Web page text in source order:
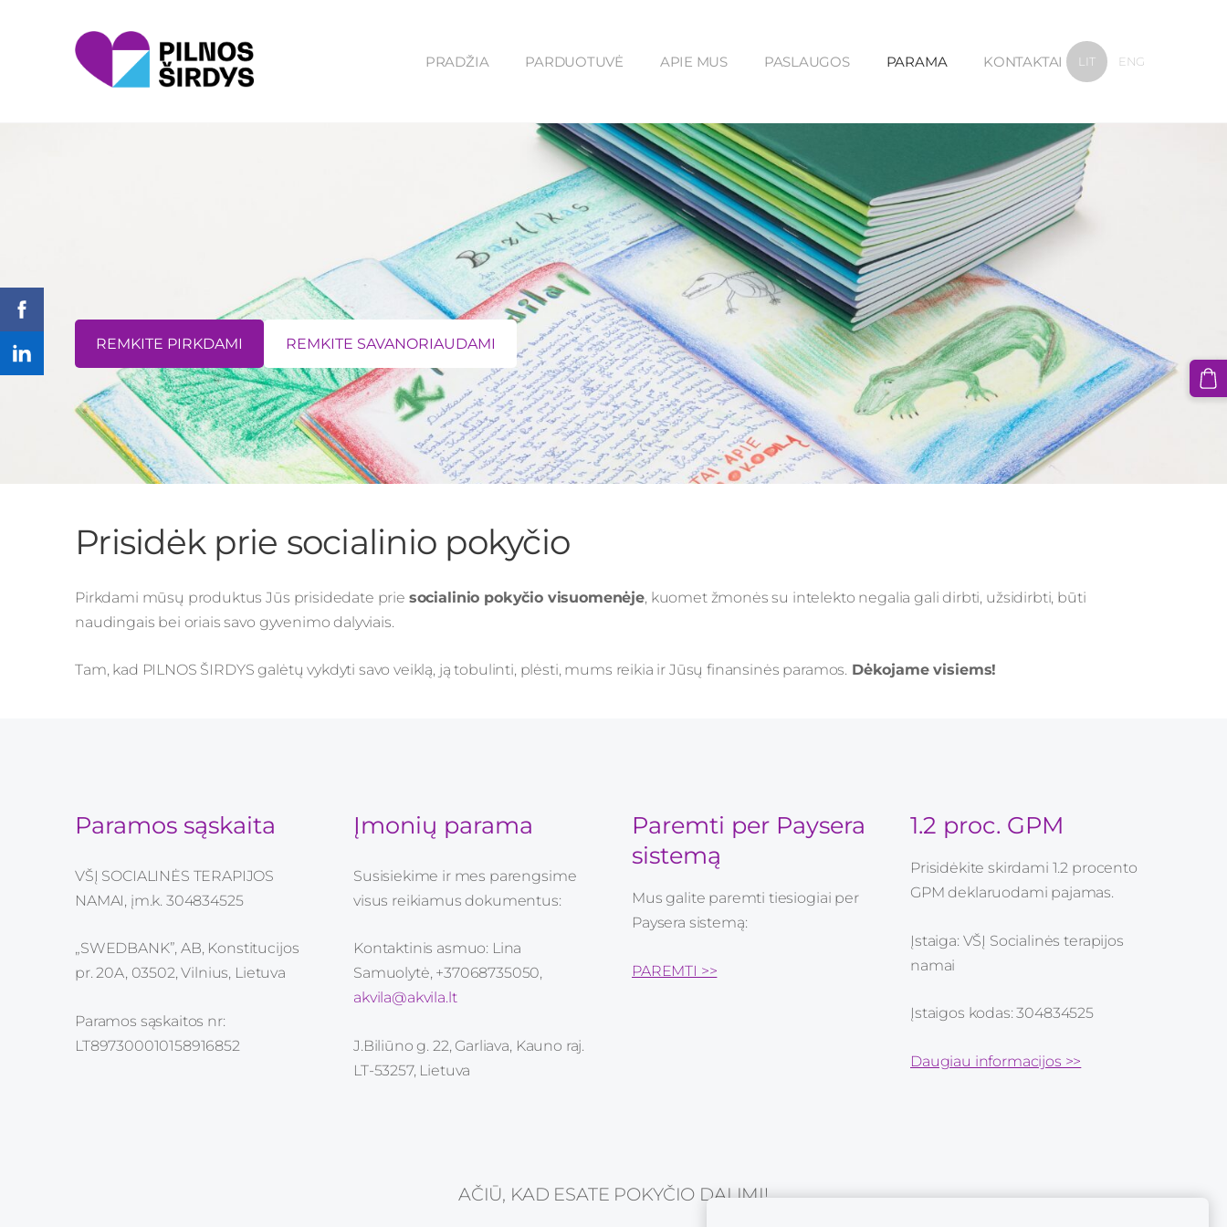
PRADŽIA PARDUOTUVĖ APIE MUS PASLAUGOS PARAMA KONTAKTAI LIT ENG
​REMKITE PIRKDAMI​ ​REMKITE SAVANORIAUDAMI​
Prisidėk prie socialinio pokyčio
Pirkdami mūsų produktus Jūs prisidedate prie socialinio pokyčio visuomenėje, kuomet žmonės su intelekto negalia gali dirbti, užsidirbti, būti
naudingais bei oriais savo gyvenimo dalyviais.
Tam, kad PILNOS ŠIRDYS galėtų vykdyti savo veiklą, ją tobulinti, plėsti, mums reikia ir Jūsų finansinės paramos. Dėkojame visiems!
Paramos sąskaita
VŠĮ SOCIALINĖS TERAPIJOS
NAMAI, įm.k. 304834525
„SWEDBANK”, AB, Konstitucijos
pr. 20A, 03502, Vilnius, Lietuva
Paramos sąskaitos nr:
LT897300010158916852
Įmonių parama
Susisiekime ir mes parengsime
visus reikiamus dokumentus:
Kontaktinis asmuo: Lina
Samuolytė, +37068735050,
akvila@akvila.lt
J.Biliūno g. 22, Garliava, Kauno raj.
LT-53257, Lietuva
Paremti per Paysera
sistemą
Mus galite paremti tiesiogiai per
Paysera sistemą:
PAREMTI >>
1.2 proc. GPM
Prisidėkite skirdami 1.2 procento
GPM deklaruodami pajamas.
Įstaiga: VŠĮ Socialinės terapijos
namai
Įstaigos kodas: 304834525
Daugiau informacijos >>
AČIŪ, KAD ESATE POKYČIO DALIMI!